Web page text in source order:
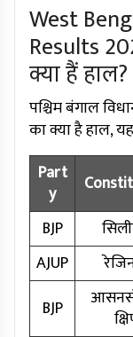
West
Results
क्या हैं हाल?
पश्चिम बंगाल
का क्या है हाल,
Part
y
BJP
AJUP
BJP